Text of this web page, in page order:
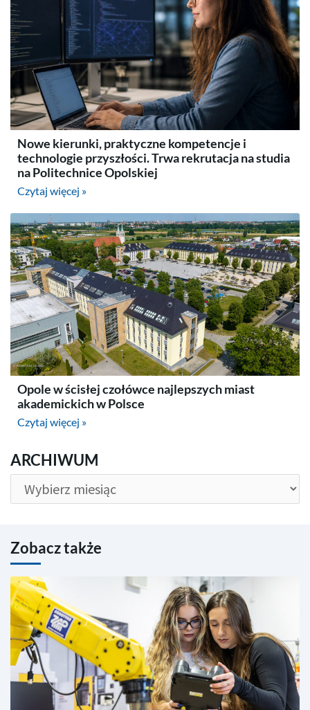
Nowe kierunki, praktyczne kompetencje i
technologie przyszłości. Trwa rekrutacja na studia
na Politechnice Opolskiej
Czytaj więcej »
Opole w ścisłej czołówce najlepszych miast
akademickich w Polsce
Czytaj więcej »
ARCHIWUM
ARCHIWUM
Zobacz także